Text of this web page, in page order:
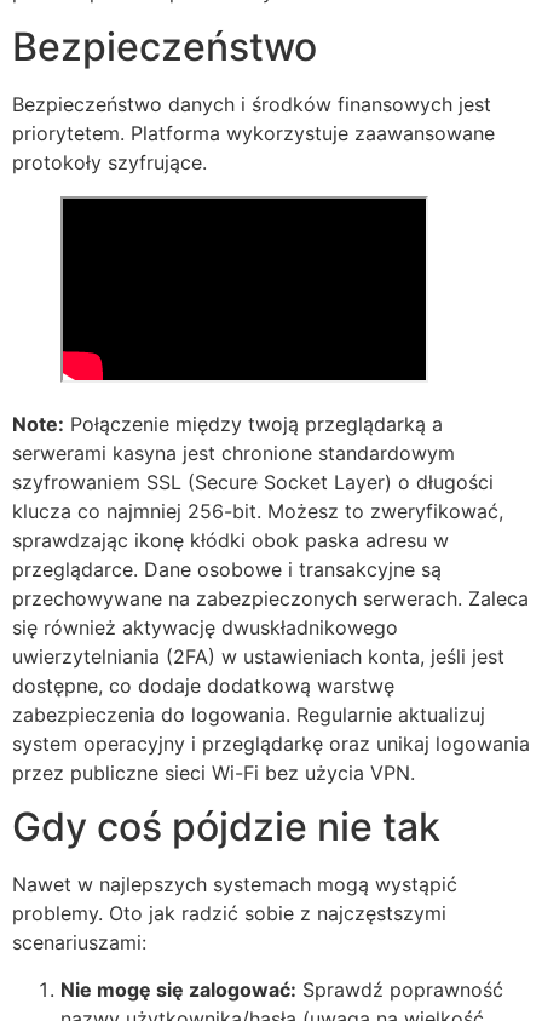
Bezpieczeństwo
Bezpieczeństwo danych i środków finansowych jest
priorytetem. Platforma wykorzystuje zaawansowane
protokoły szyfrujące.
Note: Połączenie między twoją przeglądarką a
serwerami kasyna jest chronione standardowym
szyfrowaniem SSL (Secure Socket Layer) o długości
klucza co najmniej 256-bit. Możesz to zweryfikować,
sprawdzając ikonę kłódki obok paska adresu w
przeglądarce. Dane osobowe i transakcyjne są
przechowywane na zabezpieczonych serwerach. Zaleca
się również aktywację dwuskładnikowego
uwierzytelniania (2FA) w ustawieniach konta, jeśli jest
dostępne, co dodaje dodatkową warstwę
zabezpieczenia do logowania. Regularnie aktualizuj
system operacyjny i przeglądarkę oraz unikaj logowania
przez publiczne sieci Wi-Fi bez użycia VPN.
Gdy coś pójdzie nie tak
Nawet w najlepszych systemach mogą wystąpić
problemy. Oto jak radzić sobie z najczęstszymi
scenariuszami:
Nie mogę się zalogować: Sprawdź poprawność